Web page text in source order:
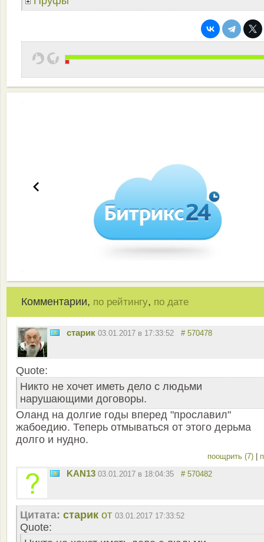
Комментарии, по рейтингу, по дате
старик 03.01.2017 в 17:33:52 # 570478
Quote:
Никто не хочет иметь дело с людьми
нарушающими договоры.
Оланд на долгие годы вперед "прославил"
жабоедию. Теперь отмываться от этого дерьма
долго и нудно.
поощрить (7)
KAN13 03.01.2017 в 18:04:35 # 570482
Цитата: старик от 03.01.2017 17:33:52
Quote: